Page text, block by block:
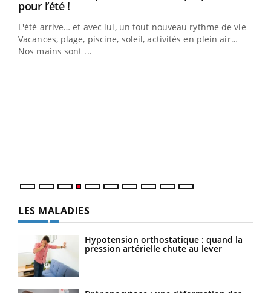
pour l’été !Youtube
L'été arrive… et avec lui, un tout nouveau rythme de vie !
Vacances, plage, piscine, soleil, activités en plein air…
Nos mains sont ...
LES MALADIES
Hypotension orthostatique : quand la
pression artérielle chute au lever